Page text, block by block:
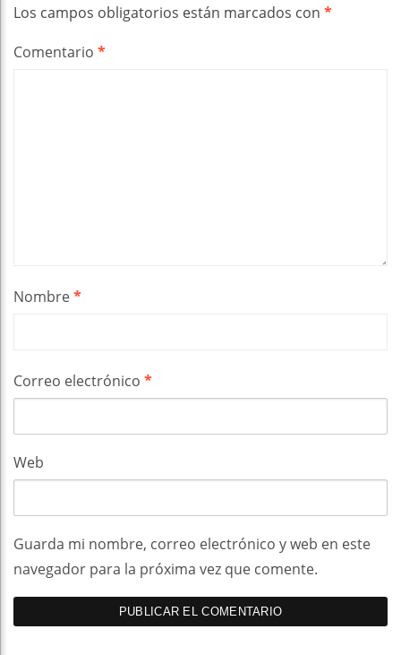
Los campos obligatorios están marcados con *
Comentario *
Nombre*
Correo electrónico *
Web
Guarda mi nombre, correo electrónico y web en este
navegador para la próxima vez que comente.